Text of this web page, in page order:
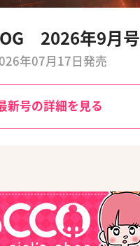
2026年9月号
年07月17日発売
新号の詳細を見る